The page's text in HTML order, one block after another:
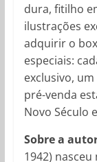
dura, fitilho
ilustrações
adquirir o
especiais:
exclusivo,
pré-venda
Novo Século
Sobre a
1942) nasceu